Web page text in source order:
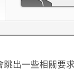
出一些相關要